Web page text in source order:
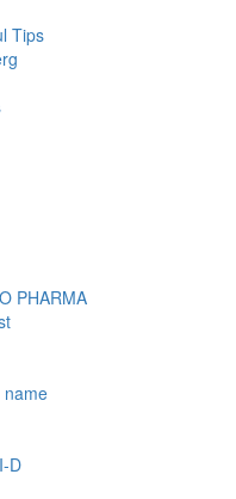
Tips
PHARMA
name
D